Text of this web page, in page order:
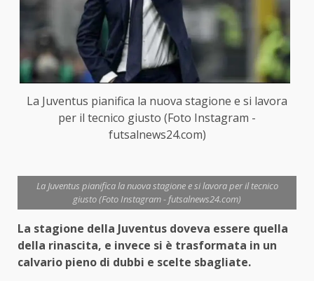
La Juventus pianifica la nuova stagione e si lavora
per il tecnico giusto (Foto Instagram -
futsalnews24.com)
La Juventus pianifica la nuova stagione e si lavora per il tecnico
giusto (Foto Instagram - futsalnews24.com)
La stagione della Juventus doveva essere quella
della rinascita, e invece si è trasformata in un
calvario pieno di dubbi e scelte sbagliate.